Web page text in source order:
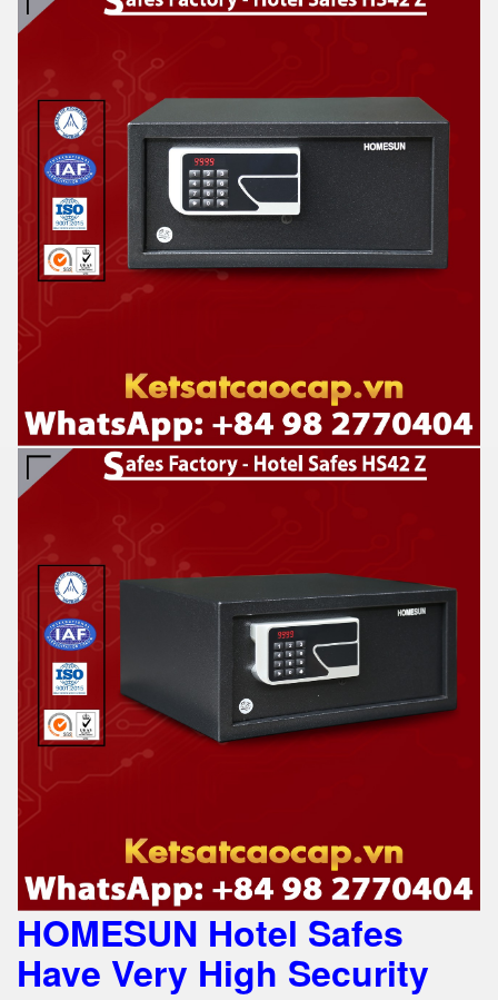
HOMESUN Hotel Safes
Have Very High Security